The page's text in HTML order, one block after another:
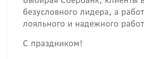
безусловного лидера, а
лояльного и надежного
С праздником!